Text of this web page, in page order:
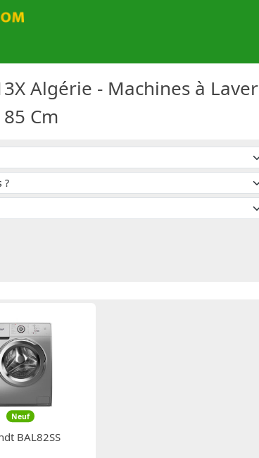
Algérie - Machines à Laver
Cm
Neuf
BAL82SS